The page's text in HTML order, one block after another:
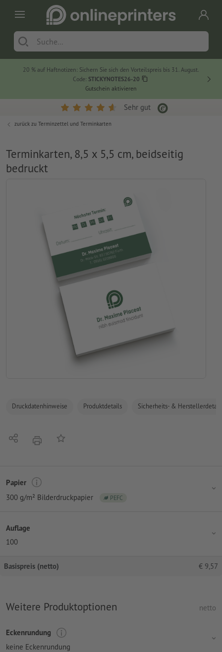
20 % auf Haftnotizen: Sichern Sie sich den Vorteilspreis bis 31. August.
Code: STICKYNOTES26-20
Gutschein aktivieren
Sehr gut
zurück zu Terminzettel und Terminkarten
Terminkarten, 8,5 x 5,5 cm, beidseitig
bedruckt
Druckdatenhinweise Produktdetails Sicherheits- &
Teilen DruckenAuf die Merkliste
Papier
300 g/m² Bilderdruckpapier
PEFC
Auflage
100
Basispreis (netto) € 9,57
Weitere Produktoptionen netto
Eckenrundung
keine Eckenrundung